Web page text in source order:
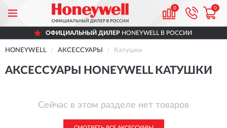
0 0
ОФИЦИАЛЬНЫЙ ДИЛЕР HONEYWELL В РОССИИ
HONEYWELL АКСЕССУАРЫ Катушки
АКСЕССУАРЫ HONEYWELL КАТУШКИ
Сейчас в этом разделе нет товаров